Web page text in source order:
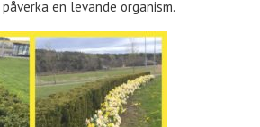
en levande organism.